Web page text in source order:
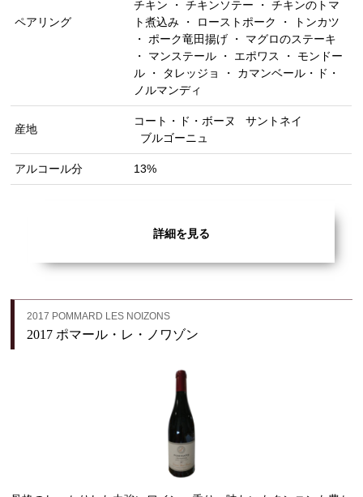
ペアリング
チキン ・ チキンソテー ・ チキンのトマ
ト煮込み ・ ローストポーク ・ トンカツ
・ ポーク竜田揚げ ・ マグロのステーキ
・ マンステール ・ エポワス ・ モンドー
ル ・ タレッジョ ・ カマンベール・ド・
ノルマンディ
産地
コート・ド・ボーヌ
サントネイ
ブルゴーニュ
アルコール分 13%
詳細を見る
2017 POMMARD LES NOIZONS
2017 ポマール・レ・ノワゾン